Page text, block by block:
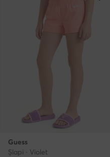
Guess
Şlapi · Violet